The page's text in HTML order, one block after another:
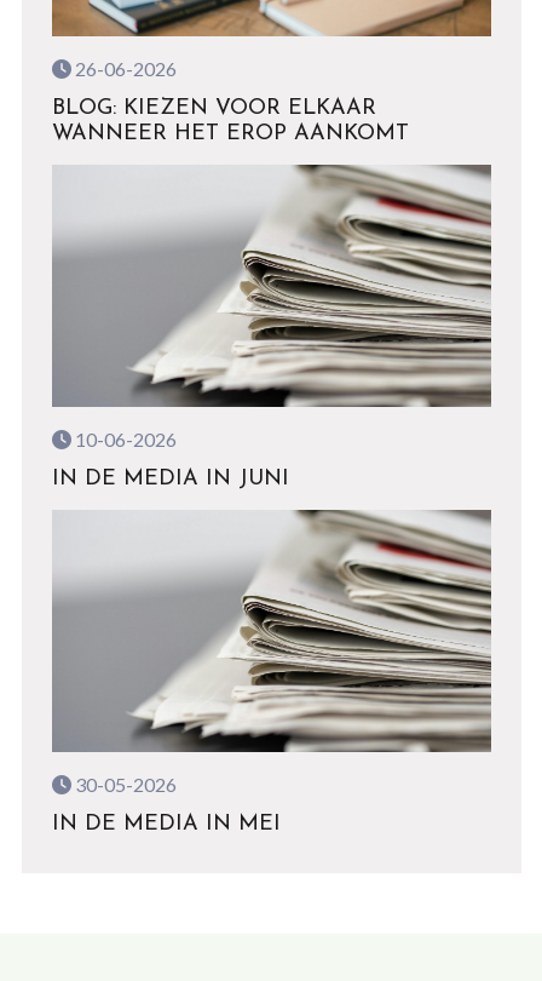
26-06-2026
BLOG: KIEZEN VOOR ELKAAR
WANNEER HET EROP AANKOMT
10-06-2026
IN DE MEDIA IN JUNI
30-05-2026
IN DE MEDIA IN MEI